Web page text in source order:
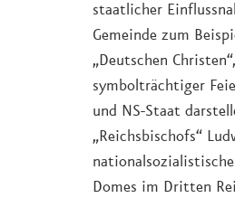
staatlicher
Gemeinde zum
„Deutschen
symbolträchtiger
und NS-Staat
„Reichsbischofs“
Domes im Dritten